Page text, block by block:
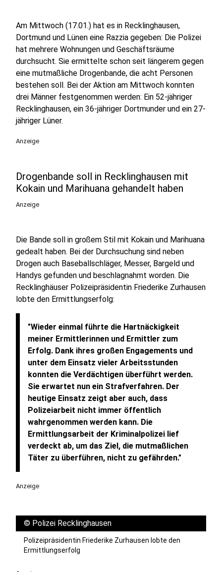
Am Mittwoch (17.01.) hat es in Recklinghausen,
Dortmund und Lünen eine Razzia gegeben: Die Polizei
hat mehrere Wohnungen und Geschäftsräume
durchsucht. Sie ermittelte schon seit längerem gegen
eine mutmaßliche Drogenbande, die acht Personen
bestehen soll. Bei der Aktion am Mittwoch konnten
drei Männer festgenommen werden: Ein 52-jähriger
Recklinghausen, ein 36-jähriger Dortmunder und ein 27-
jähriger Lüner.
Anzeige
Drogenbande soll in Recklinghausen mit
Kokain und Marihuana gehandelt haben
Anzeige
Die Bande soll in großem Stil mit Kokain und Marihuana
gedealt haben. Bei der Durchsuchung sind neben
Drogen auch Baseballschläger, Messer, Bargeld und
Handys gefunden und beschlagnahmt worden. Die
Recklinghäuser Polizeipräsidentin Friederike Zurhausen
lobte den Ermittlungserfolg:
"Wieder einmal führte die Hartnäckigkeit
meiner Ermittlerinnen und Ermittler zum
Erfolg. Dank ihres großen Engagements und
unter dem Einsatz vieler Arbeitsstunden
konnten die Verdächtigen überführt werden.
Sie erwartet nun ein Strafverfahren. Der
heutige Einsatz zeigt aber auch, dass
Polizeiarbeit nicht immer öffentlich
wahrgenommen werden kann. Die
Ermittlungsarbeit der Kriminalpolizei lief
verdeckt ab, um das Ziel, die mutmaßlichen
Täter zu überführen, nicht zu gefährden."
Anzeige
© Polizei Recklinghausen
Polizeipräsidentin Friederike Zurhausen lobte den
Ermittlungserfolg